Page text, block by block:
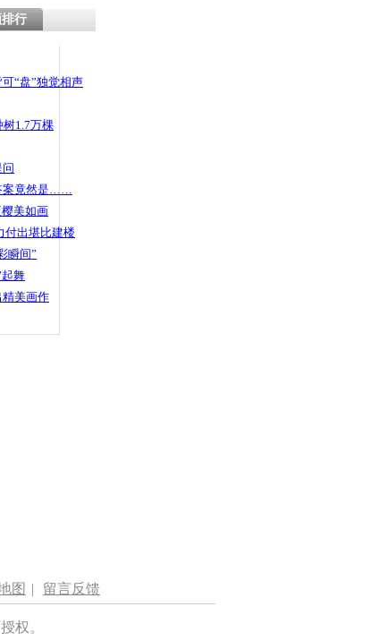
行
“盘”独觉相声
1.7万棵
案竟然是……
美如画
付出堪比建楼
瞬间”
舞
美画作
图 | 留言反馈
权。